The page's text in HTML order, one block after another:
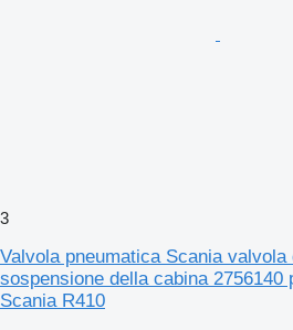
3
Valvola pneumatica Scania
sospensione della cabina 2756140
Scania R410